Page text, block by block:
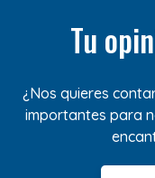
Tu
¿Nos quieres
importantes para